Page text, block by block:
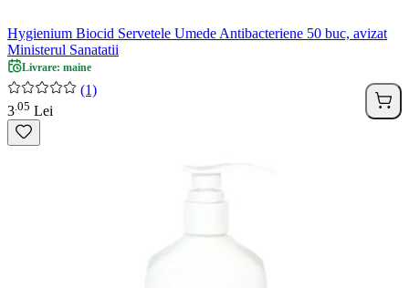
Hygienium Biocid Servetele Umede Antibacteriene 50 buc, avizat
Ministerul Sanatatii
Livrare: maine
(1)
3 05 Lei